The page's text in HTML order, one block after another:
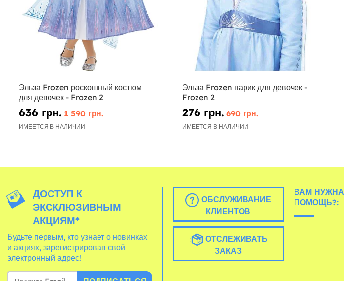
Эльза Frozen роскошный костюм
для девочек - Frozen 2
636 грн. 1 590 грн.
ИМЕЕТСЯ В НАЛИЧИИ
Эльза Frozen парик для девочек -
Frozen 2
276 грн. 690 грн.
ИМЕЕТСЯ В НАЛИЧИИ
ДОСТУП К
ЭКСКЛЮЗИВНЫМ
АКЦИЯМ*
Будьте первым, кто узнает о новинках
и акциях, зарегистрировав свой
электронный адрес!
ОБСЛУЖИВАНИЕ
КЛИЕНТОВ
ОТСЛЕЖИВАТЬ
ЗАКАЗ
ВАМ НУЖНА
ПОМОЩЬ?: